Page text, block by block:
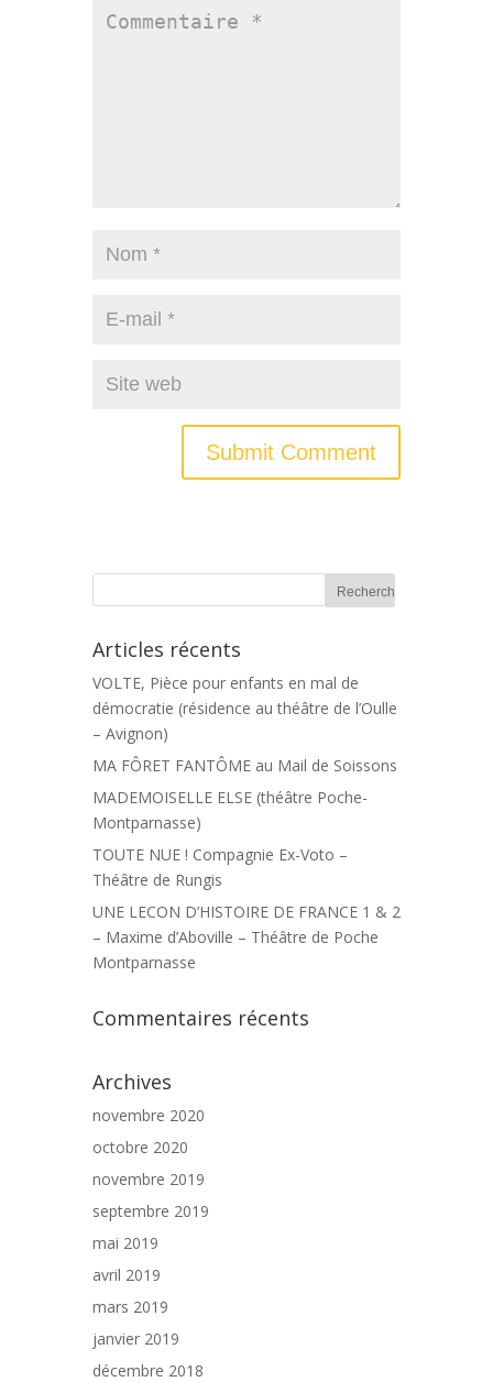
Articles récents
VOLTE, Pièce pour enfants en mal de
démocratie (résidence au théâtre de l’Oulle
– Avignon)
MA FÔRET FANTÔME au Mail de Soissons
MADEMOISELLE ELSE (théâtre Poche-
Montparnasse)
TOUTE NUE ! Compagnie Ex-Voto –
Théâtre de Rungis
UNE LECON D’HISTOIRE DE FRANCE 1 & 2
– Maxime d’Aboville – Théâtre de Poche
Montparnasse
Commentaires récents
Archives
novembre 2020
octobre 2020
novembre 2019
septembre 2019
mai 2019
avril 2019
mars 2019
janvier 2019
décembre 2018